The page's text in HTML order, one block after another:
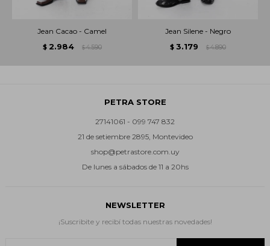
Jean Cacao - Camel
$ 2.984 $ 4.590
Jean Silene - Negro
$ 3.179 $ 4.890
PETRA STORE
27141061 - 099 747 832
21 de setiembre 2895, Montevideo
shop@petrastore.com.uy
De lunes a sábados de 11 a 20hs
NEWSLETTER
¡Suscribite y recibí todas nuestras novedades!